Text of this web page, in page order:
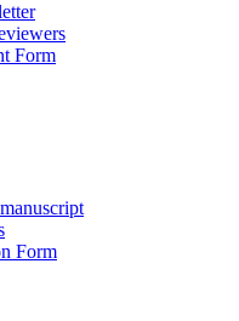
Form
Form